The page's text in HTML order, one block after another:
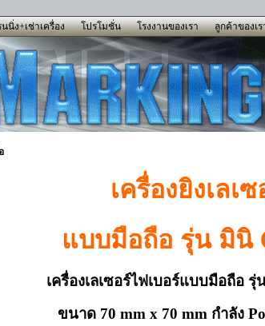
นิ่ง+เช่าเครื่อง โปรโมชั่น โรงงานของเรา ลูกค้าของเร
เครื่องยิงเลเซ
แบบมือถือ รุ่น มินิ
เครื่องเลเซอร์ไฟเบอร์แบบมือถือ รุ่
ขนาด 70 mm x 70 mm กำลัง